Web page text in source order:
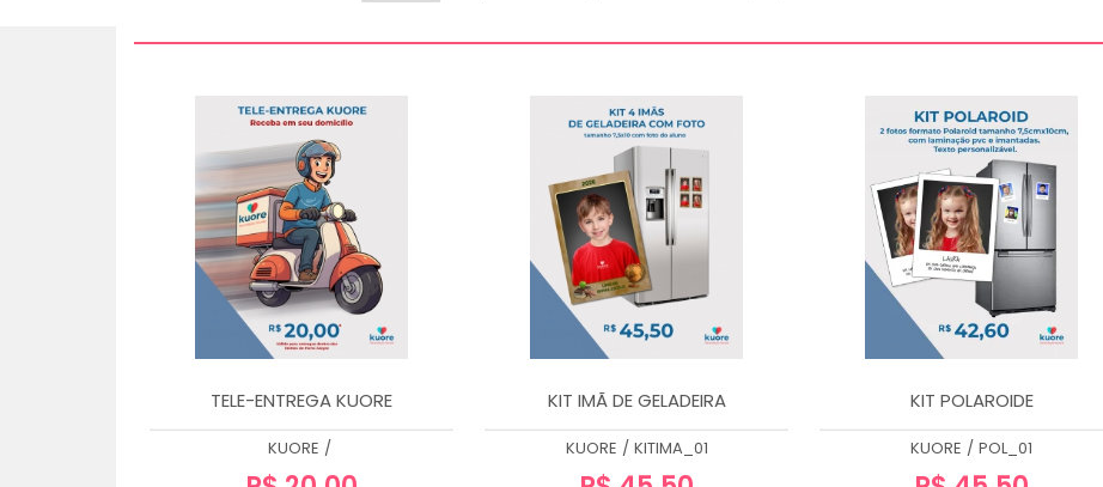
TELE-ENTREGA KUORE
KUORE /
KIT IMÃ DE GELADEIRA
KUORE / KITIMA_01
KIT POLAROIDE
KUORE / POL_01